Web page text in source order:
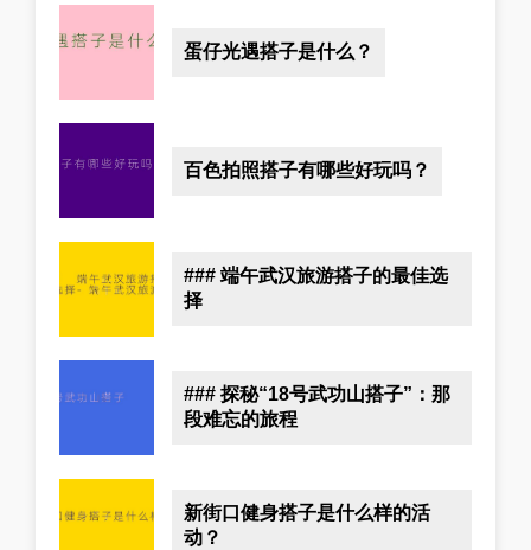
蛋仔光遇搭子是什么？
百色拍照搭子有哪些好玩吗？
### 端午武汉旅游搭子的最佳选
择
### 探秘“18号武功山搭子”：那
段难忘的旅程
新街口健身搭子是什么样的活
动？